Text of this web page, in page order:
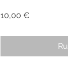
10,00 €